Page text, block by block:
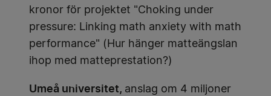
kronor för projektet "Choking under
pressure: Linking math anxiety with math
performance" (Hur hänger matteängslan
ihop med matteprestation?)
Umeå universitet, anslag om 4 miljoner